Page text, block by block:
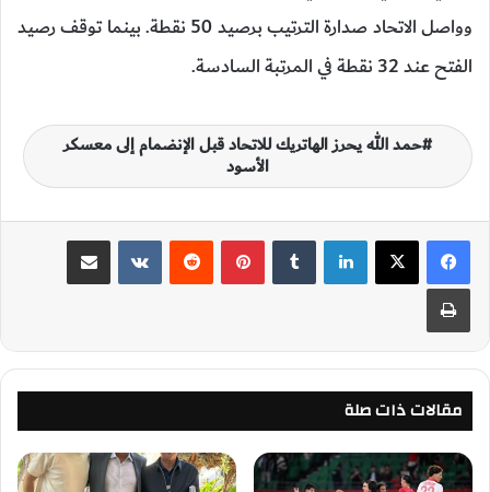
وواصل الاتحاد صدارة الترتيب برصيد 50 نقطة. بينما توقف رصيد
الفتح عند 32 نقطة في المرتبة السادسة.
حمد الله يحرز الهاتريك للاتحاد قبل الإنضمام إلى معسكر
الأسود
لينكدإن بينتيريست
مقالات ذات صلة